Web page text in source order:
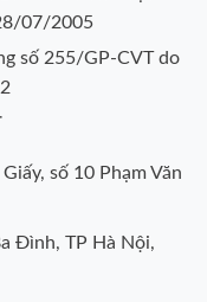
07/2005
số 255/GP-CVT do
số 10 Phạm Văn
Đình, TP Hà Nội,